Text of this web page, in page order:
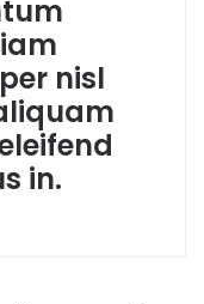
nisl
in.